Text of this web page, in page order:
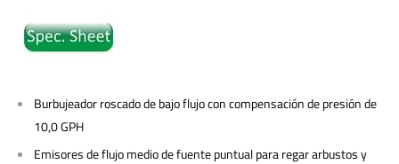
Burbujeador roscado de bajo flujo con compensación de presión de
10,0 GPH
Emisores de flujo medio de fuente puntual para regar arbustos y